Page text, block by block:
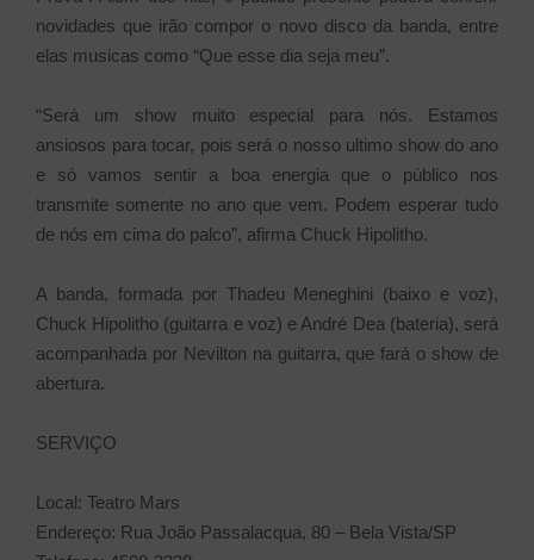
novidades que irão compor o novo disco da banda, entre
elas musicas como “Que esse dia seja meu”.
“Será um show muito especial para nós. Estamos
ansiosos para tocar, pois será o nosso ultimo show do ano
e só vamos sentir a boa energia que o público nos
transmite somente no ano que vem. Podem esperar tudo
de nós em cima do palco”, afirma Chuck Hipolitho.
A banda, formada por Thadeu Meneghini (baixo e voz),
Chuck Hipolitho (guitarra e voz) e André Dea (bateria), será
acompanhada por Nevilton na guitarra, que fará o show de
abertura.
SERVIÇO
Local: Teatro Mars
Endereço: Rua João Passalacqua, 80 – Bela Vista/SP